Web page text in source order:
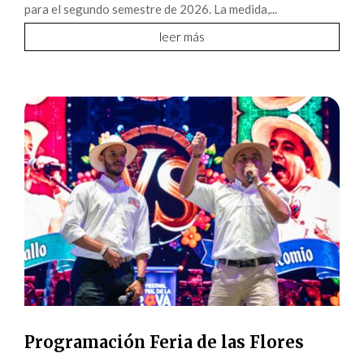
para el segundo semestre de 2026. La medida,...
leer más
Programación Feria de las Flores